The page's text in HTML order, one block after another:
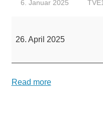
6. Januar 2025
Day
26. April 2025
Read more